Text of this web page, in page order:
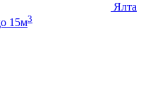
Ялта
15м3